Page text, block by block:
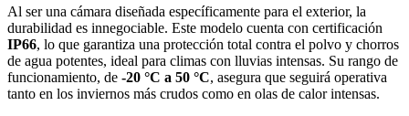
Al ser una cámara diseñada específicamente para el exterior, la
durabilidad es innegociable. Este modelo cuenta con certificación
IP66, lo que garantiza una protección total contra el polvo y chorros
de agua potentes, ideal para climas con lluvias intensas. Su rango de
funcionamiento, de -20 °C a 50 °C, asegura que seguirá operativa
tanto en los inviernos más crudos como en olas de calor intensas.